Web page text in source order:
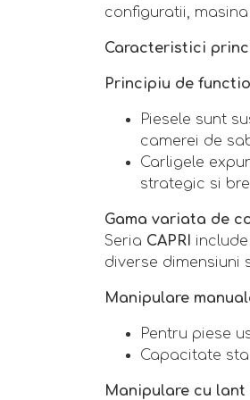
configuratii,
Caracteristici
Principiu de
Piesele sunt
camerei de
Carligele
strategic si
Gama variata de
Seria CAPRI
diverse dimensiuni
Manipulare
Pentru piese
Capacitate
Manipulare cu lant